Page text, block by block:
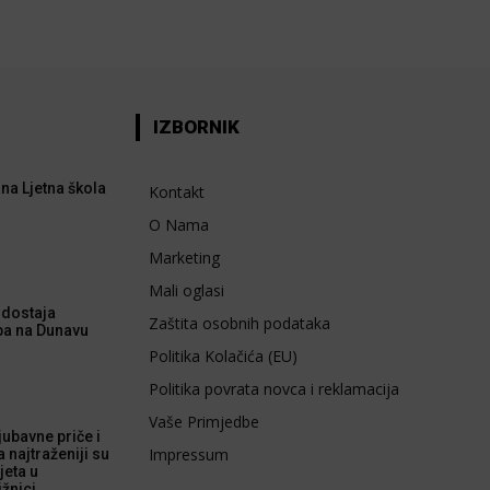
Ljetna škola
na Dunavu
priče i
najtraženiji su
u
IZBORNIK
Kontakt
O Nama
Marketing
Mali oglasi
Zaštita osobnih podataka
Politika Kolačića (EU)
Politika povrata novca i reklamacija
Vaše Primjedbe
Impressum